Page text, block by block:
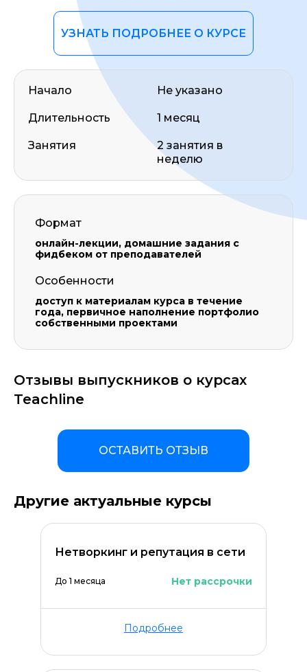
УЗНАТЬ ПОДРОБНЕЕ О КУРСЕ
Начало
Длительность
Занятия
Не указано
1 месяц
2 занятия в
неделю
Формат
онлайн-лекции, домашние задания с
фидбеком от преподавателей
Особенности
доступ к материалам курса в течение
года, первичное наполнение портфолио
собственными проектами
Отзывы выпускников о курсах
Teachline
ОСТАВИТЬ ОТЗЫВ
Другие актуальные курсы
Нетворкинг и репутация в сети
До 1 месяца Нет рассрочки
Подробнее